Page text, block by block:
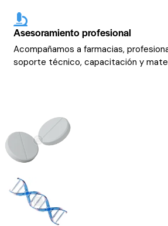
Asesoramiento profesional
Acompañamos a farmacias,
soporte técnico, capacitación y